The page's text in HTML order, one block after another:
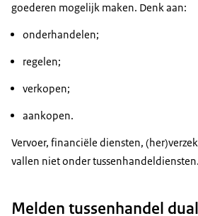
goederen mogelijk maken. Denk aan:
onderhandelen;
regelen;
verkopen;
aankopen.
Vervoer, financiële diensten,
vallen niet onder tussenhandeldiensten.
Melden tussenhandel